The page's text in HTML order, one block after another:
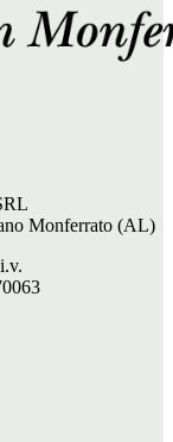
Monferrato (AL)